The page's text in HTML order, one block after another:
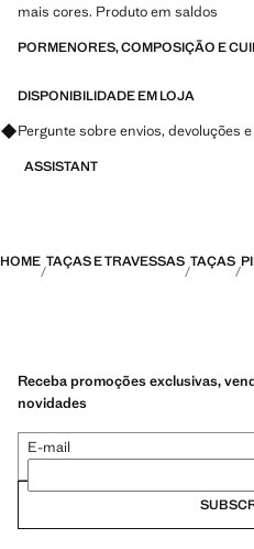
mais cores. Produto em saldos
PORMENORES, COMPOSIÇÃO E
DISPONIBILIDADE EM LOJA
Pergunte sobre envios, devoluções
ASSISTANT
HOME TAÇAS E TRAVESSAS TAÇAS
Receba promoções exclusivas,
novidades
E-mail